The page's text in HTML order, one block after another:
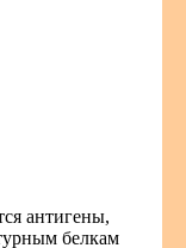
антигены,
белкам